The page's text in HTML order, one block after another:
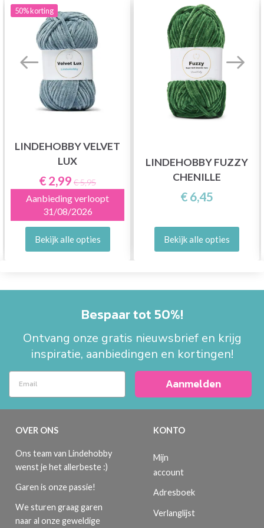
50%korting
LINDEHOBBY VELVET
LUX
€ 2,99 € 5,95
Aanbieding verloopt
31/08/2026
Bekijk alle opties
LINDEHOBBY FUZZY
CHENILLE
€ 6,45
Bekijk alle opties
Bespaar tot 50%!
Ontvang onze gratis nieuwsbrief en krijg
inspiratie, aanbiedingen en kortingen!
Aanmelden
OVER ONS
Ons team van Lindehobby
wenst je het allerbeste :)
Garen is onze passie!
We sturen graag garen
naar al onze geweldige
KONTO
Mijn
account
Adresboek
Verlanglijst